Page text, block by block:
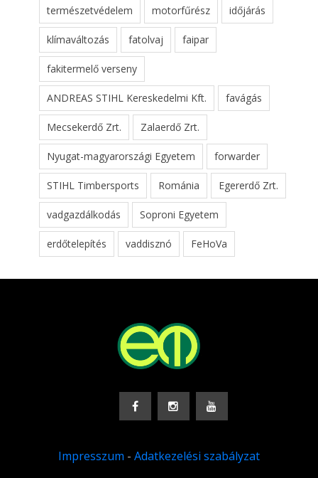
természetvédelem motorfűrész időjárás
klímaváltozás fatolvaj faipar
fakitermelő verseny
ANDREAS STIHL Kereskedelmi Kft. favágás
Mecsekerdő Zrt. Zalaerdő Zrt.
Nyugat-magyarországi Egyetem forwarder
STIHL Timbersports Románia Egererdő Zrt.
vadgazdálkodás Soproni Egyetem
erdőtelepítés vaddisznó FeHoVa
Impresszum - Adatkezelési szabályzat